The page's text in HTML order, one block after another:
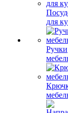
для
Ручки